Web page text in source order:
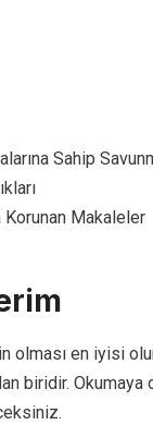
Sahip
Makaleler
en iyisi
biridir.